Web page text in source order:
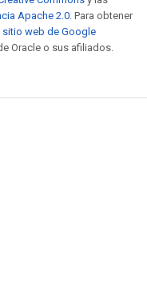
Apache 2.0. Para obtener
web de Google
Oracle o sus afiliados.